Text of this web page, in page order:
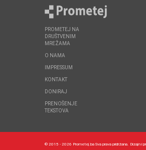
PROMETEJ NA
DRUŠTVENIM
MREŽAMA
O NAMA
IMPRESSUM
KONTAKT
DONIRAJ
PRENOŠENJE
TEKSTOVA
© 2015 - 2026 Prometej.ba Sva prava pridržana. Dizajn i